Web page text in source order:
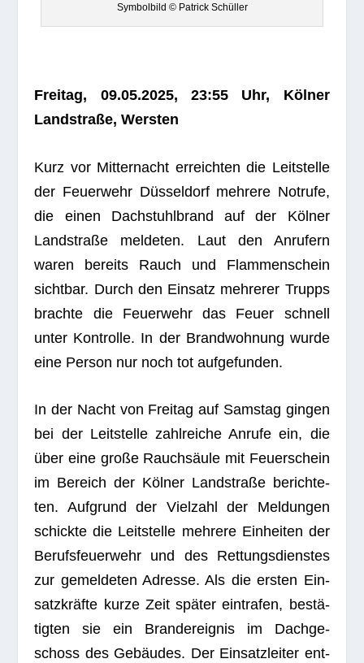
Sym­bol­bild © Patrick Schüller
Frei­tag, 09.05.2025, 23:55 Uhr, Köl­ner
Land­straße, Wersten
Kurz vor Mit­ter­nacht erreich­ten die Leit­stelle
der Feu­er­wehr Düs­sel­dorf meh­rere Not­rufe,
die einen Dach­stuhl­brand auf der Köl­ner
Land­straße mel­de­ten. Laut den Anru­fern
waren bereits Rauch und Flam­men­schein
sicht­bar. Durch den Ein­satz meh­re­rer Trupps
brachte die Feu­er­wehr das Feuer schnell
unter Kon­trolle. In der Brand­woh­nung wurde
eine Per­son nur noch tot aufgefunden.
In der Nacht von Frei­tag auf Sams­tag gin­gen
bei der Leit­stelle zahl­rei­che Anrufe ein, die
über eine große Rauch­säule mit Feu­er­schein
im Bereich der Köl­ner Land­straße berich­te­
ten. Auf­grund der Viel­zahl der Mel­dun­gen
schickte die Leit­stelle meh­rere Ein­hei­ten der
Berufs­feu­er­wehr und des Ret­tungs­diens­tes
zur gemel­de­ten Adresse. Als die ers­ten Ein­
satz­kräfte kurze Zeit spä­ter ein­tra­fen, bestä­
tig­ten sie ein Brand­er­eig­nis im Dach­ge­
schoss des Gebäu­des. Der Ein­satz­lei­ter ent­